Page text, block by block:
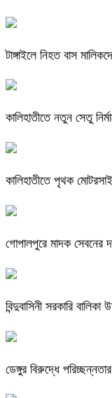
টাঙ্গাইলে নিহত বাস
কালিহাতীতে নতুন সেতু
কালিহাতীতে পৃথক
গোপালপুরে মাদক সেবনের
বিন্দুবাসিনী সরকারি
ডেঙ্গুর বিরুদ্ধে